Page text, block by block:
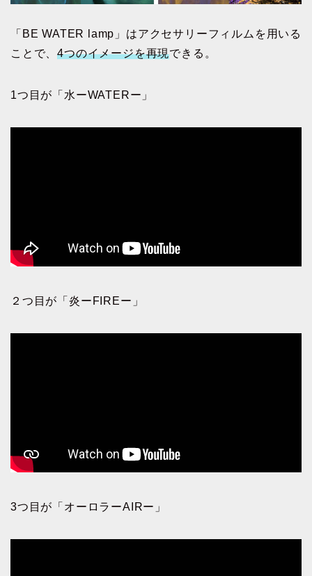
「BE WATER lamp」はアクセサリーフィルムを用いる
ことで、4つのイメージを再現できる。
1つ目が「水ーWATERー」
２つ目が「炎ーFIREー」
3つ目が「オーロラーAIRー」